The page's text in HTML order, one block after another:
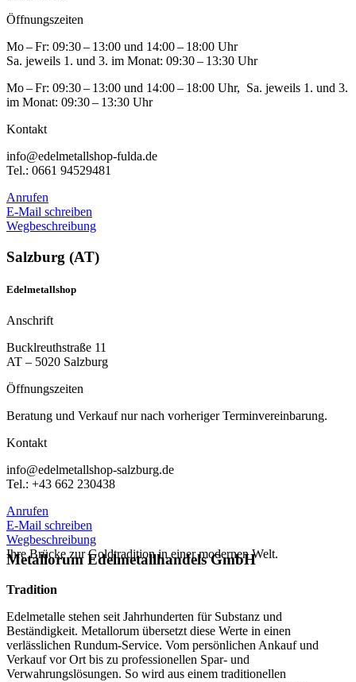
Öffnungszeiten
Mo – Fr: 09:30 – 13:00 und 14:00 – 18:00 Uhr
Sa. jeweils 1. und 3. im Monat: 09:30 – 13:30 Uhr
Mo – Fr: 09:30 – 13:00 und 14:00 – 18:00 Uhr, Sa. jeweils 1. und 3.
im Monat: 09:30 – 13:30 Uhr
Kontakt
info@edelmetallshop-fulda.de
Tel.: 0661 94529481
Anrufen
E-Mail schreiben
Wegbeschreibung
Salzburg (AT)
Edelmetallshop
Anschrift
Bucklreuthstraße 11
AT – 5020 Salzburg
Öffnungszeiten
Beratung und Verkauf nur nach vorheriger Terminvereinbarung.
Kontakt
info@edelmetallshop-salzburg.de
Tel.: +43 662 230438
Anrufen
E-Mail schreiben
Wegbeschreibung
Ihre Brücke zur Goldtradition in einer modernen Welt.
Metallorum Edelmetallhandels GmbH
Tradition
Edelmetalle stehen seit Jahrhunderten für Substanz und
Beständigkeit. Metallorum übersetzt diese Werte in einen
verlässlichen Rundum-Service. Vom persönlichen Ankauf und
Verkauf vor Ort bis zu professionellen Spar- und
Verwahrungslösungen. So wird aus einem traditionellen